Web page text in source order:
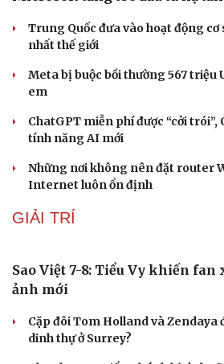
Microsoft tăng tốc đầu tư hạ
nhất thế giới
em
ChatGPT miễn phí được “cởi trói”,
Những nơi không nên đặt router